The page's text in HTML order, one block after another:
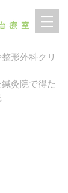
形外科クリ
灸院で得た